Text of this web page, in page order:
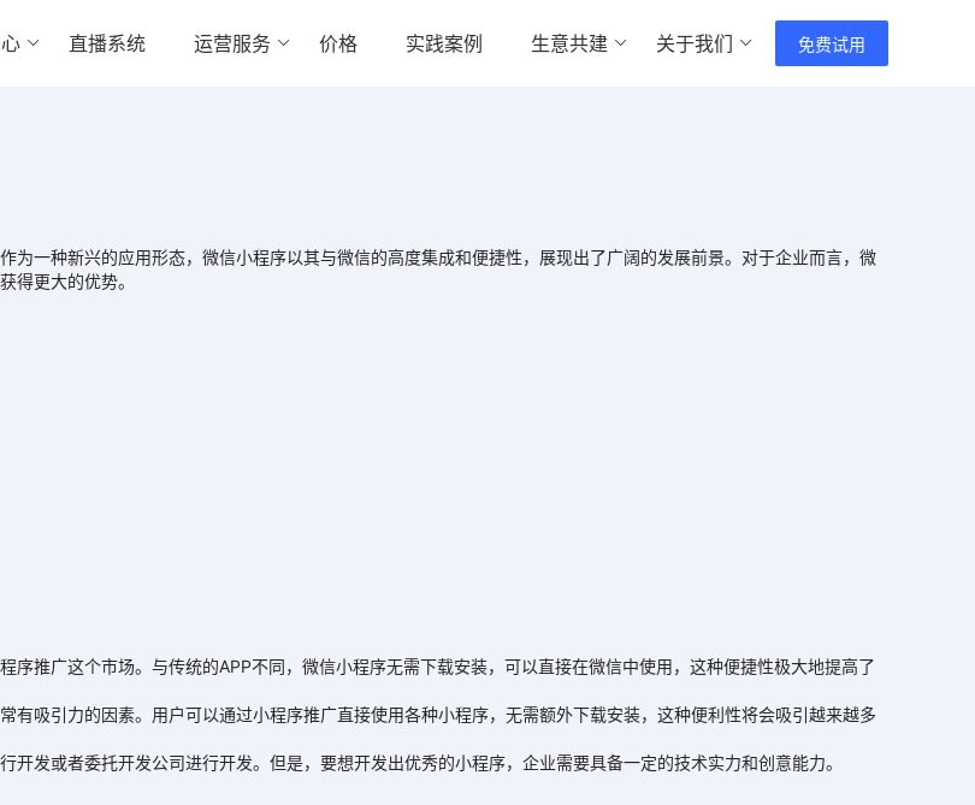
直播系统 运营服务 价格 实践案例 生意共建 关于我们 免费试用
一种新兴的应用形态，微信小程序以其与微信的高度集成和便捷性，展现出了广阔的发展前景。对于企业而言，微
得更大的优势。
推广这个市场。与传统的APP不同，微信小程序无需下载安装，可以直接在微信中使用，这种便捷性极大地提高了
吸引力的因素。用户可以通过小程序推广直接使用各种小程序，无需额外下载安装，这种便利性将会吸引越来越多
或者委托开发公司进行开发。但是，要想开发出优秀的小程序，企业需要具备一定的技术实力和创意能力。